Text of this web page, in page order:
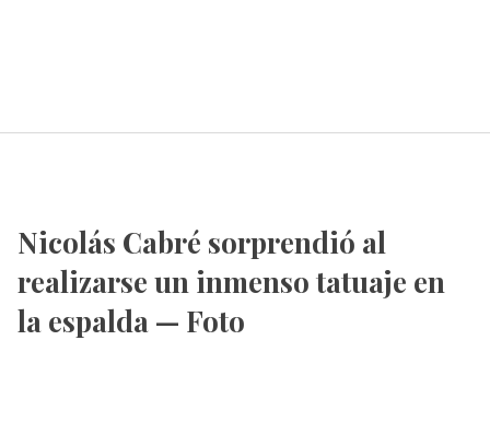
Nicolás Cabré sorprendió al
realizarse un inmenso tatuaje en
la espalda — Foto